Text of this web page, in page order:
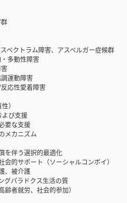
ペクトラム障害、アスペルガー症候群
多動性障害
運動障害
応性愛着障害
）
よび支援
要な支援
メカニズム
を伴う選択的最適化
的サポート（ソーシャルコンボイ）
、被介護
グパラドクス生活の質
者就労、社会的参加）